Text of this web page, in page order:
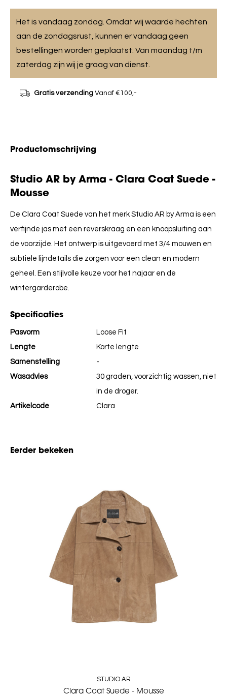
Het is vandaag zondag. Omdat wij waarde hechten
aan de zondagsrust, kunnen er vandaag geen
bestellingen worden geplaatst. Van maandag t/m
zaterdag zijn wij je graag van dienst.
Gratis verzendingVanaf €100,-
Productomschrijving
Studio AR by Arma - Clara Coat Suede -
Mousse
De Clara Coat Suede van het merkStudio AR by Arma is een
verfijnde jas met een reverskraag en een knoopsluiting aan
de voorzijde. Het ontwerp is uitgevoerd met 3/4 mouwen en
subtiele lijndetails die zorgen voor een clean en modern
geheel. Een stijlvolle keuze voor het najaar en de
wintergarderobe.
Specificaties
Pasvorm
Loose Fit
Lengte
Korte lengte
Samenstelling
-
Wasadvies
30 graden, voorzichtig wassen, niet
in de droger.
Artikelcode
Clara
Eerder bekeken
STUDIO AR
Clara Coat Suede - Mousse